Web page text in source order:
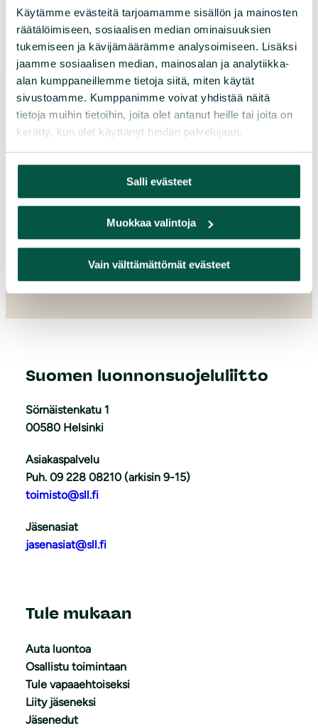
Käytämme evästeitä tarjoamamme sisällön ja mainosten
räätälöimiseen, sosiaalisen median ominaisuuksien
tukemiseen ja kävijämäärämme analysoimiseen. Lisäksi
jaamme sosiaalisen median, mainosalan ja analytiikka-
alan kumppaneillemme tietoja siitä, miten käytät
sivustoamme. Kumppanimme voivat yhdistää näitä
tietoja muihin tietoihin, joita olet antanut heille tai joita on
kerätty, kun olet käyttänyt heidän palvelujaan.
Salli evästeet
Muokkaa valintoja
Vain välttämättömät evästeet
Uusimaa
Varsinais-Suomi
Suomen luonnonsuojeluliitto
Sörnäistenkatu 1
00580 Helsinki
Asiakaspalvelu
Puh. 09 228 08210 (arkisin 9-15)
toimisto@sll.fi
Jäsenasiat
jasenasiat@sll.fi
Tule mukaan
Auta luontoa
Osallistu toimintaan
Tule vapaaehtoiseksi
Liity jäseneksi
Jäsenedut